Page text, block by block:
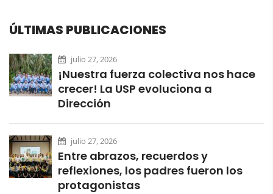
ÚLTIMAS PUBLICACIONES
julio 27, 2026
¡Nuestra fuerza colectiva nos hace
crecer! La USP evoluciona a
Dirección
julio 27, 2026
Entre abrazos, recuerdos y
reflexiones, los padres fueron los
protagonistas